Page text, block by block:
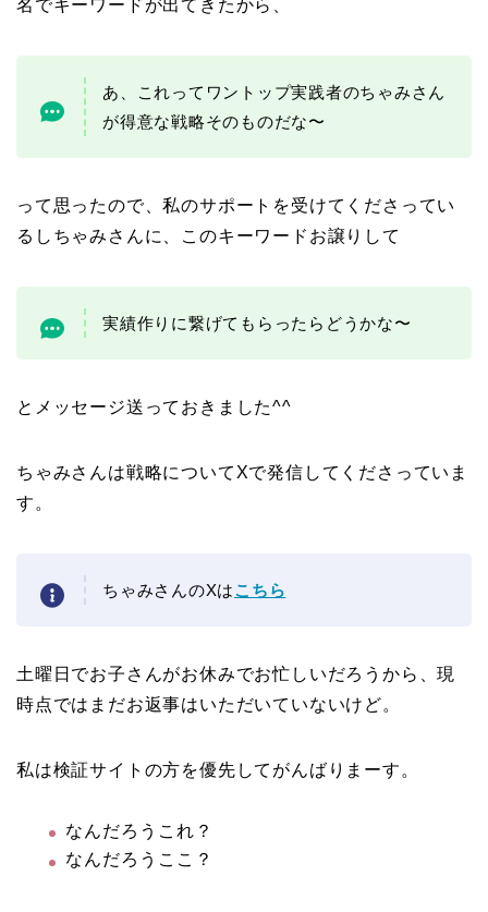
名でキーワードが出てきたから、
あ、これってワントップ実践者のちゃみさん
が得意な戦略そのものだな〜
って思ったので、私のサポートを受けてくださってい
るしちゃみさんに、このキーワードお譲りして
実績作りに繋げてもらったらどうかな〜
とメッセージ送っておきました^^
ちゃみさんは戦略についてXで発信してくださっていま
す。
ちゃみさんのXはこちら
土曜日でお子さんがお休みでお忙しいだろうから、現
時点ではまだお返事はいただいていないけど。
私は検証サイトの方を優先してがんばりまーす。
なんだろうこれ？
なんだろうここ？